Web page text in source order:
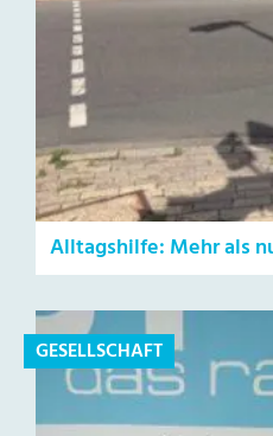
Alltagshilfe: Mehr als
GESELLSCHAFT